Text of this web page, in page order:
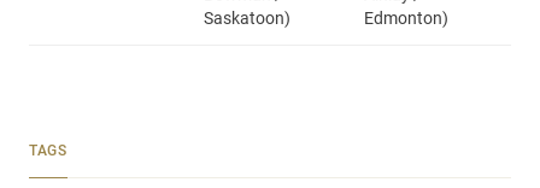
Saskatoon)
Edmonton)
TAGS